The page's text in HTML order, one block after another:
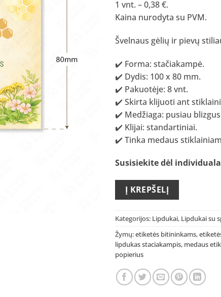
1 vnt. – 0,38 €.
Kaina nurodyta su PVM.
Švelnaus gėlių ir pievų
✔️ Forma: stačiakampė.
✔️ Dydis: 100 x 80 mm.
✔️ Pakuotėje: 8 vnt.
✔️ Skirta klijuoti ant
✔️ Medžiaga: pusiau
✔️ Klijai: standartiniai.
✔️ Tinka medaus
Susisiekite dėl
Į KREPŠELĮ
Kategorijos: Lipdukai, Lipdukai su
Žymų:etiketės bitininkams,
lipdukas staciakampis, medaus
popierius